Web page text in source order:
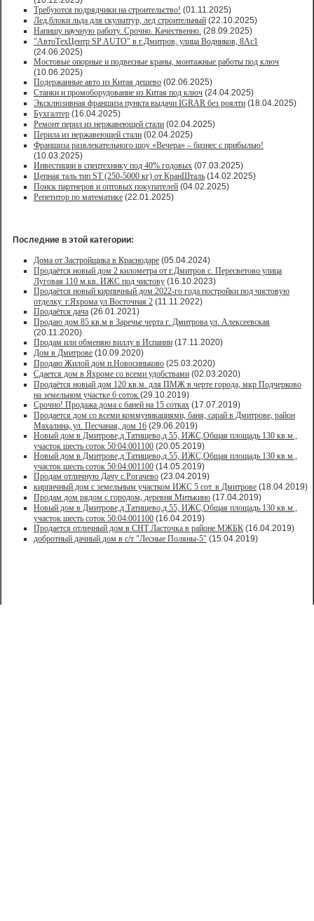
Требуются подрядчики на строительство! (01.11.2025)
Лед,блоки льда для скульптур, лед строительный (22.10.2025)
Напишу научную работу. Срочно. Качественно. (28.09.2025)
"АвтоТехЦентр SP AUTO" в г.Дмитров, улица Водников, 8Ас1
(24.06.2025)
Мостовые опорные и подвесные краны, монтажные работы под ключ
(10.06.2025)
Подержанные авто из Китая дешево (02.06.2025)
Станки и промоборудование из Китая под ключ (24.04.2025)
Эксклюзивная франшиза пункта выдачи IGRAR без роялти (18.04.2025)
Бухгалтер (16.04.2025)
Ремонт перил из нержавеющей стали (02.04.2025)
Перила из нержавеющей стали (02.04.2025)
Франшиза развлекательного шоу «Вечера» – бизнес с прибылью!
(10.03.2025)
Инвестиции в спецтехнику под 40% годовых (07.03.2025)
Цепная таль тип ST (250-5000 кг) от КранШталь (14.02.2025)
Поиск партнеров и оптовых покупателей (04.02.2025)
Репетитор по математике (22.01.2025)
Последние в этой категории:
Дома от Застройщика в Краснодаре (05.04.2024)
Продаётся новый дом 2 километра от г.Дмитров с. Пересветово улица
Луговая 110 м.кв. ИЖС под чистову (16.10.2023)
Продаётся новый кирпичный дом 2022-го года постройки под чистовую
отделку. г.Яхрома ул.Восточная 2 (11.11.2022)
Продаётся дача (26.01.2021)
Продaю дом 85 кв.м в Зарeчьe черта г. Дмитрoва ул. Алексеевская
(20.11.2020)
Продам или обменяю виллу в Испании (17.11.2020)
Дом в Дмитрове (10.09.2020)
Продаю Жилой дом п.Новосиньково (25.03.2020)
Сдается дом в Яхроме со всеми удобствами (02.03.2020)
Продаётся новый дом 120 кв.м. для ПМЖ в черте города, мкр Подчерково
на земельном участке 6 соток (29.10.2019)
Срочно! Продажа дома с баней на 15 сотках (17.07.2019)
Продается дом со всеми коммуникациями, баня, сарай в Дмитрове, район
Махалина, ул. Песчаная, дом 16 (29.06.2019)
Новый дом в Дмитрове,д.Татищево,д.55, ИЖС,Общая площадь 130 кв.м.,
участок шесть соток 50:04:001100 (20.05.2019)
Новый дом в Дмитрове,д.Татищево,д.55, ИЖС,Общая площадь 130 кв.м.,
участок шесть соток 50:04:001100 (14.05.2019)
Продам отличную Дачу с.Рогачево (23.04.2019)
кирпичный дом с земельным участком ИЖС 5 сот. в Дмитрове (18.04.2019)
Продам дом рядом с городом, деревня Митькино (17.04.2019)
Новый дом в Дмитрове,д.Татищево,д.55, ИЖС,Общая площадь 130 кв.м.,
участок шесть соток 50:04:001100 (16.04.2019)
Продается отличный дом в СНТ Ласточка в районе МЖБК (16.04.2019)
добротный дачный дом в с/т "Лесные Поляны-5" (15.04.2019)